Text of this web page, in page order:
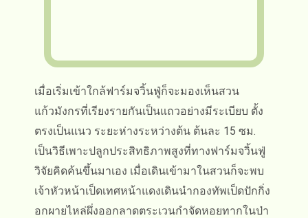
เมื่อเริ่มเข้าใกล้ฟาร์มจวิ้นฟู่ก็จะมองเห็นสวน
แก้วมังกรที่เรียงรายกันเป็นแถวอย่างมีระเบียบ ตั้ง
ตรงเป็นแนว ระยะห่างระหว่างต้น ต้นละ 15 ซม.
เป็นวิธีเพาะปลูกประสิทธิภาพสูงที่ทางฟาร์มจวิ้นฟู่
วิจัยคิดค้นขึ้นมาเอง เมื่อเดินเข้ามาในสวนก็จะพบ
เจ้าหัวหน้าเป็ดเทศหน้าแดงเดินนำกองทัพเป็ดปักกิ่ง
อกผายไหล่ผึ่งออกลาดตระเวนกำจัดหอยทากในป่า